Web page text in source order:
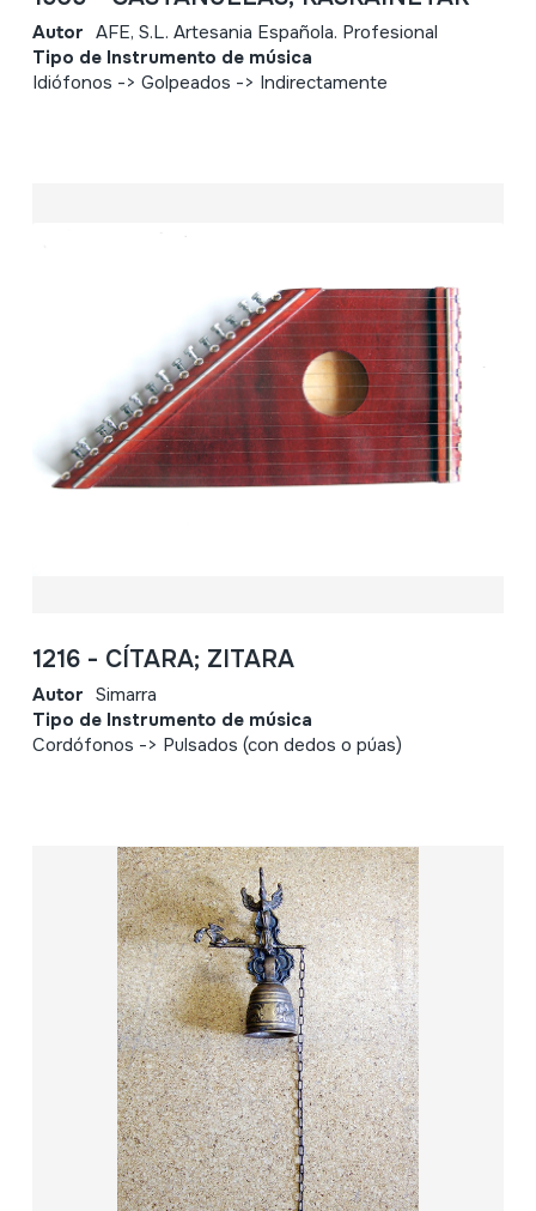
Autor AFE, S.L. Artesania Española. Profesional
Tipo de Instrumento de música
Idiófonos -> Golpeados -> Indirectamente
1216 - CÍTARA; ZITARA
Autor Simarra
Tipo de Instrumento de música
Cordófonos -> Pulsados (con dedos o púas)